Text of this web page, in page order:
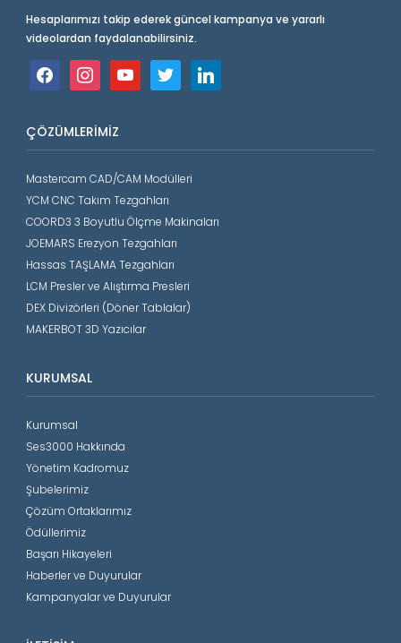
Hesaplarımızı takip ederek güncel kampanya ve yararlı
videolardan faydalanabilirsiniz.
facebookinstagramyoutube twitter linkedin
ÇÖZÜMLERIMIZ
Mastercam CAD/CAM Modülleri
YCM CNC Takım Tezgahları
COORD3 3 Boyutlu Ölçme Makinaları
JOEMARS Erezyon Tezgahları
Hassas TAŞLAMA Tezgahları
LCM Presler ve Alıştırma Presleri
DEX Divizörleri (Döner Tablalar)
MAKERBOT 3D Yazıcılar
KURUMSAL
Kurumsal
Ses3000 Hakkında
Yönetim Kadromuz
Şubelerimiz
Çözüm Ortaklarımız
Ödüllerimiz
Başarı Hikayeleri
Haberler ve Duyurular
Kampanyalar ve Duyurular